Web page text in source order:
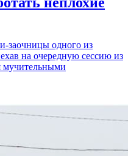
заочницы одного из
на очередную сессию из
мучительными